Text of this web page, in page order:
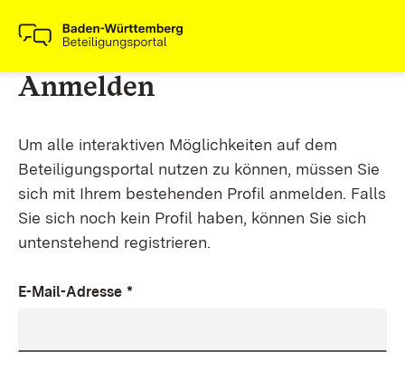
Anmelden
Um alle interaktiven Möglichkeiten auf dem
Beteiligungsportal nutzen zu können, müssen Sie
sich mit Ihrem bestehenden Profil anmelden. Falls
Sie sich noch kein Profil haben, können Sie sich
untenstehend registrieren.
E-Mail-Adresse *